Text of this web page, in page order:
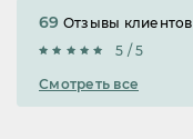
69 Отзывы клиентов
5 / 5
Смотреть все